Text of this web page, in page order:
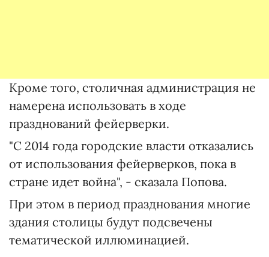
Кроме того, столичная администрация не
намерена использовать в ходе
празднований фейерверки.
"С 2014 года городские власти отказались
от использования фейерверков, пока в
стране идет война", - сказала Попова.
При этом в период празднования многие
здания столицы будут подсвечены
тематической иллюминацией.